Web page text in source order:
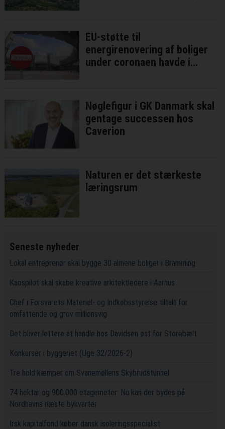
EU-støtte til
energirenovering af boliger
under coronaen havde i
Nøglefigur i GK Danmark skal
gentage successen hos
Caverion
Naturen er det stærkeste
læringsrum
Seneste nyheder
Lokal entreprenør skal bygge 30 almene boliger i Bramming
Kaospilot skal skabe kreative arkitektledere i Aarhus
Chef i Forsvarets Materiel- og Indkøbsstyrelse tiltalt for
omfattende og grov millionsvig
Det bliver lettere at handle hos Davidsen øst for Storebælt
Konkurser i byggeriet (Uge 32/2026-2)
Tre hold kæmper om Svanemøllens Skybrudstunnel
74 hektar og 900.000 etagemeter: Nu kan der bydes på
Nordhavns næste bykvarter
Irsk kapitalfond køber dansk isoleringsspecialist